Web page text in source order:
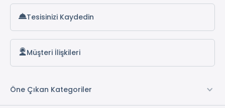
Tesisinizi Kaydedin
Müşteri İlişkileri
Öne Çıkan Kategoriler